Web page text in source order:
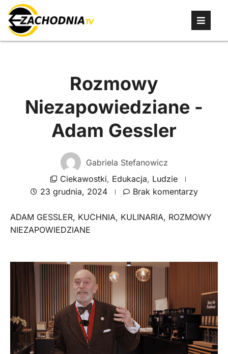
Rozmowy
Niezapowiedziane -
Adam Gessler
Gabriela Stefanowicz
Ciekawostki, Edukacja, Ludzie
23 grudnia, 2024
Brak komentarzy
ADAM GESSLER, KUCHNIA, KULINARIA, ROZMOWY
NIEZAPOWIEDZIANE